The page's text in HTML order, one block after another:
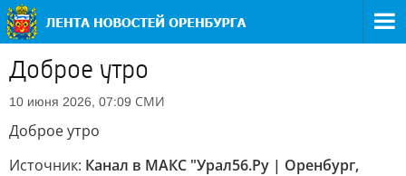
Доброе утро
10 июня 2026, 07:09 СМИ
Доброе утро
Источник: Канал в МАКС "Урал56.Ру | Оренбург,